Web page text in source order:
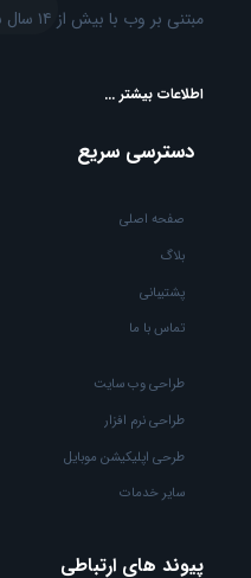
مبتنی بر وب با بیش از ۱۴ سال سابقه.
اطلاعات بیشتر ...
دسترسی سریع
صفحه اصلی
بلاگ
پشتیبانی
تماس با ما
طراحی وب سایت
طراحی نرم افزار
طرحی اپلیکیشن موبایل
سایر خدمات
پیوند های ارتباطی